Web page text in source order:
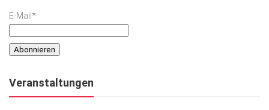
E-Mail*
Veranstaltungen